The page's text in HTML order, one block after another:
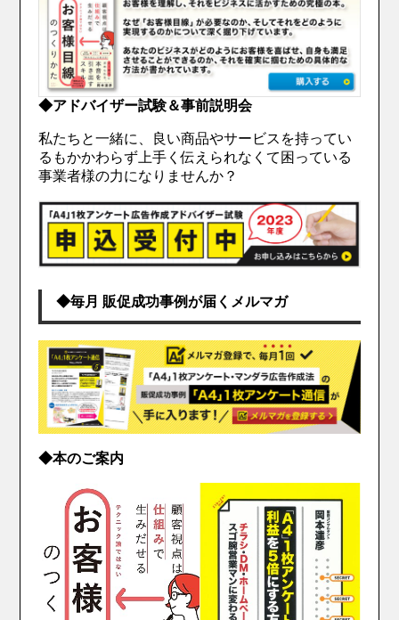
◆アドバイザー試験＆事前説明会
私たちと一緒に、良い商品やサービスを持ってい
るもかかわらず上手く伝えられなくて困っている
事業者様の力になりませんか？
◆毎月 販促成功事例が届くメルマガ
◆本のご案内